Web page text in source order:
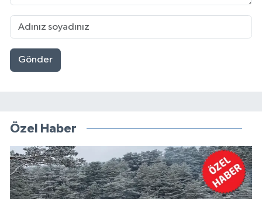
Gönder
Özel Haber